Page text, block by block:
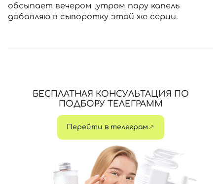
обсыпает вечером ,утром пару капель
добавляю в сыворотку этой же серии.
БЕСПЛАТНАЯ КОНСУЛЬТАЦИЯ ПО
ПОДБОРУ ТЕЛЕГРАММ
Перейти в телеграм